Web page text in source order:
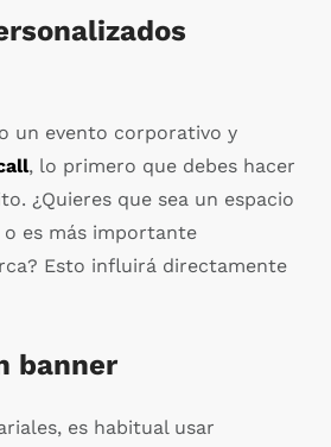
un evento corporativo y
, lo primero que debes hacer
¿Quieres que sea un espacio
es más importante
Esto influirá directamente
banner
es habitual usar